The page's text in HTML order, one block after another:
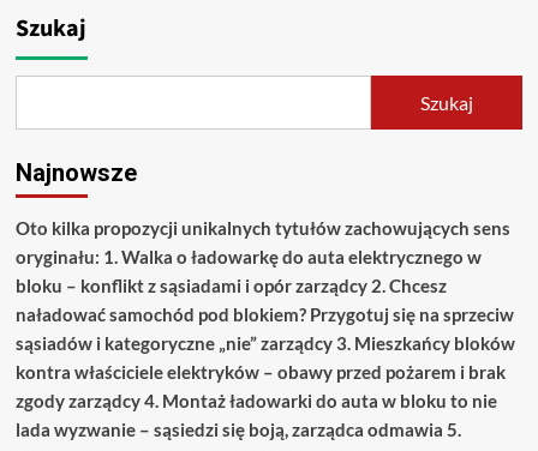
Szukaj
Szukaj
Najnowsze
Oto kilka propozycji unikalnych tytułów zachowujących sens
oryginału: 1. Walka o ładowarkę do auta elektrycznego w
bloku – konflikt z sąsiadami i opór zarządcy 2. Chcesz
naładować samochód pod blokiem? Przygotuj się na sprzeciw
sąsiadów i kategoryczne „nie” zarządcy 3. Mieszkańcy bloków
kontra właściciele elektryków – obawy przed pożarem i brak
zgody zarządcy 4. Montaż ładowarki do auta w bloku to nie
lada wyzwanie – sąsiedzi się boją, zarządca odmawia 5.